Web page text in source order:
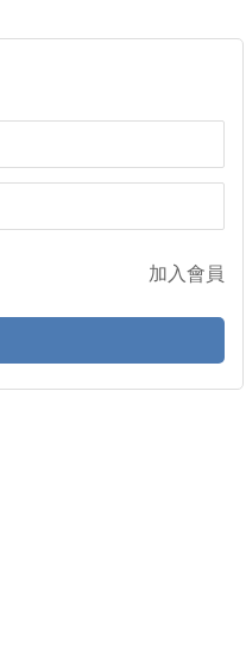
加入會員